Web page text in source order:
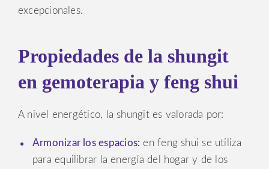
excepcionales.
Propiedades de la shungit
en gemoterapia y feng shui
A nivel energético, la shungit es valorada por:
Armonizar los espacios: en feng shui se utiliza
para equilibrar la energía del hogar y de los